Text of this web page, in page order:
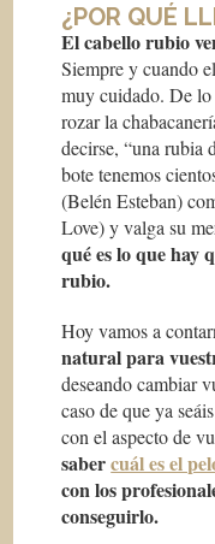
¿POR QUÉ
El cabello rubio
Siempre y cuando
muy cuidado. De
rozar la
decirse, “una rubia
bote tenemos
(Belén Esteban)
Love) y valga su
qué es lo que hay
rubio.
Hoy vamos a
natural para
deseando cambiar
caso de que ya
con el aspecto de
sabercuál es el
con los
conseguirlo.